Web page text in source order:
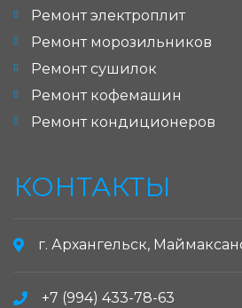
Ремонт электроплит
Ремонт морозильников
Ремонт сушилок
Ремонт кофемашин
Ремонт кондиционеров
КОНТАКТЫ
г. Архангельск,
+7 (994) 433-78-63